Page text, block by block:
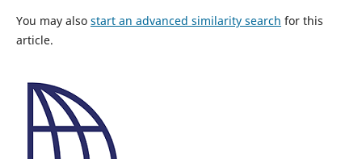
You may also start an advanced similarity search for this
article.